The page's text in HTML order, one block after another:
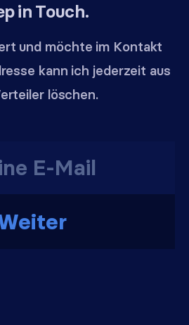
in Touch.
und möchte im Kontakt
kann ich jederzeit aus
löschen.